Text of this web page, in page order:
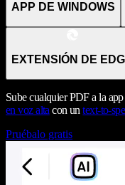
APP DE WINDOWS
EXTENSIÓN DE
Sube cualquier PDF a la
en voz alta con untext-to-
Pruébalo gratis